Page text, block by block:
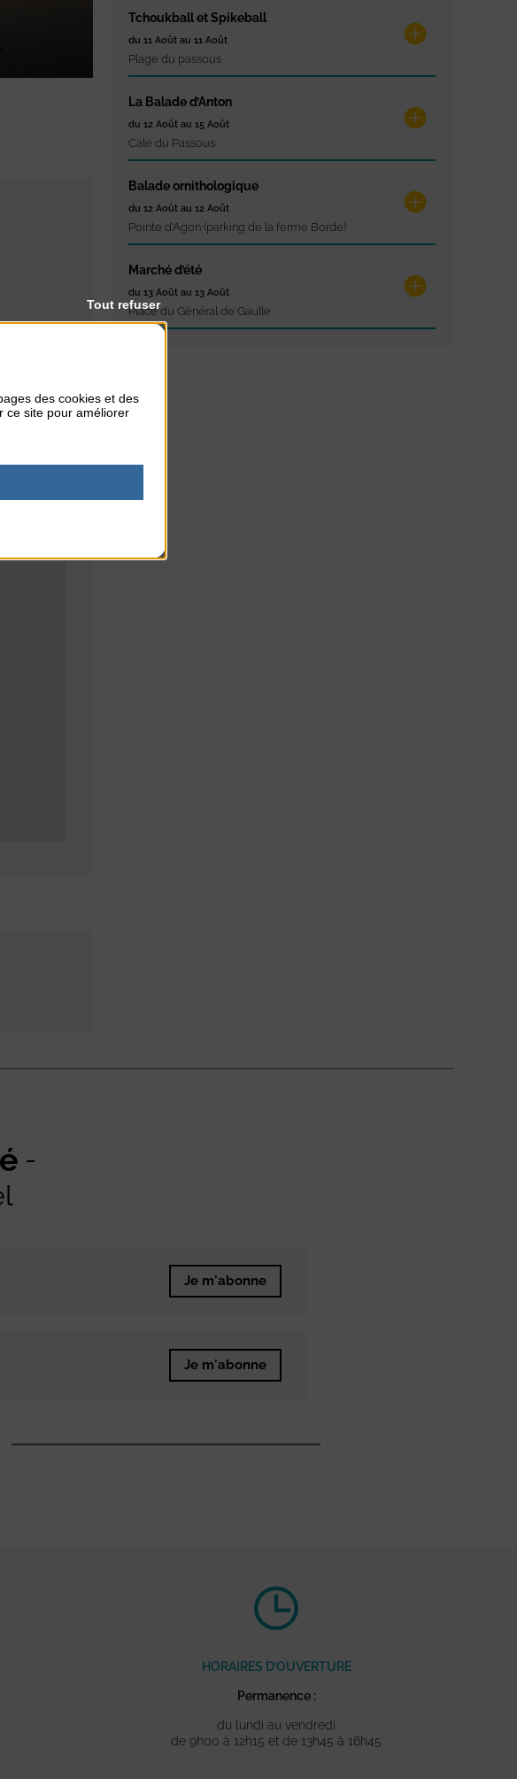
Tchoukball et Spikeball
du 11 Août au 11 Août
Plage du passous
La Balade d’Anton
du 12 Août au 15 Août
Cale du Passous
Balade ornithologique
du 12 Août au 12 Août
Pointe d'Agon (parking de la ferme Borde)
Marché d’été
du 13 Août au 13 Août
Place du Général de Gaulle
Je m'abonne
Je m'abonne
HORAIRES D’OUVERTURE
Permanence :
du lundi au vendredi
de 9h00 à 12h15 et de 13h45 à 16h45
des cookies et des
ce site pour améliorer
Tout refuser